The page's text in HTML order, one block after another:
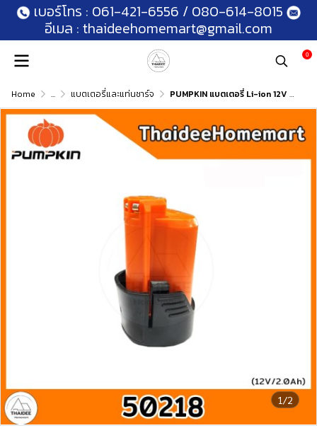
เบอร์โทร : 061-421-6556 / 080-614-8015
อีเมล : thaideehomemart@gmail.com
0
Home ... แบตเตอรี่และแท่นชาร์จ PUMPKIN แบตเตอรี่ Li-ion 12V 2.0Ah BQ-122001 (50218)
1/2